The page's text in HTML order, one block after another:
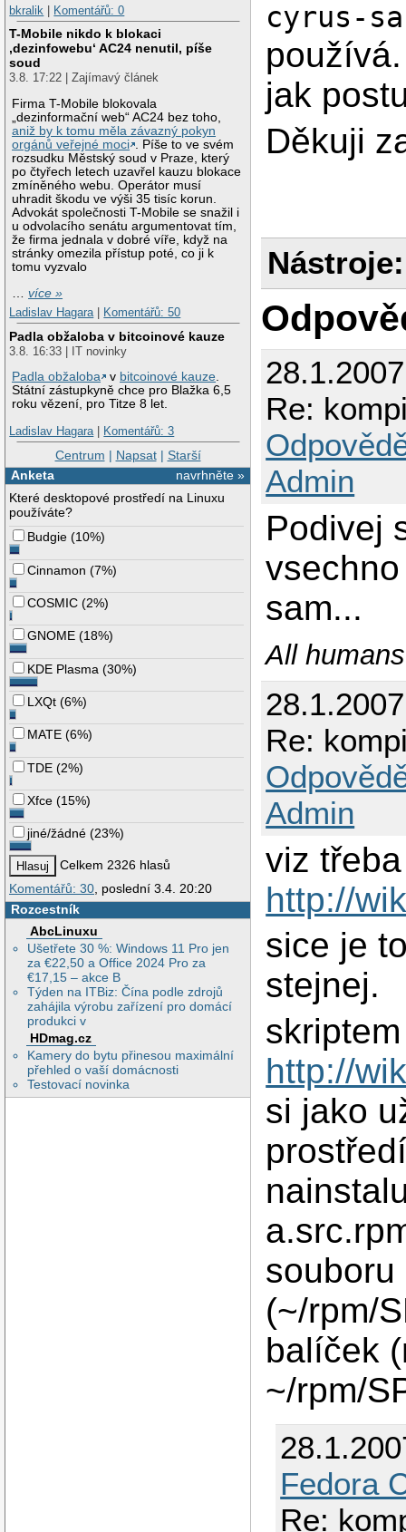
bkralik | Komentářů: 0
T-Mobile nikdo k blokaci
‚dezinfowebu‘ AC24 nenutil, píše
soud
3.8. 17:22 | Zajímavý článek
Firma T-Mobile blokovala
„dezinformační web“ AC24 bez toho,
aniž by k tomu měla závazný pokyn
orgánů veřejné moci
. Píše to ve svém
rozsudku Městský soud v Praze, který
po čtyřech letech uzavřel kauzu blokace
zmíněného webu. Operátor musí
uhradit škodu ve výši 35 tisíc korun.
Advokát společnosti T-Mobile se snažil i
u odvolacího senátu argumentovat tím,
že firma jednala v dobré víře, když na
stránky omezila přístup poté, co ji k
tomu vyzvalo
…více »
Ladislav Hagara| Komentářů: 50
Padla obžaloba v bitcoinové kauze
3.8. 16:33 | IT novinky
Padla obžaloba
v bitcoinové kauze.
Státní zástupkyně chce pro Blažka 6,5
roku vězení, pro Titze 8 let.
Ladislav Hagara| Komentářů: 3
Centrum | Napsat| Starší
navrhněte »
Anketa
Které desktopové prostředí na Linuxu
používáte?
Budgie (10%)
Cinnamon (7%)
COSMIC (2%)
GNOME (18%)
KDE Plasma (30%)
LXQt (6%)
MATE (6%)
TDE (2%)
Xfce (15%)
jiné/žádné (23%)
Celkem 2326 hlasů
Komentářů: 30 , poslední 3.4. 20:20
Rozcestník
AbcLinuxu
Ušetřete 30 %: Windows 11 Pro jen
za €22,50 a Office 2024 Pro za
€17,15 – akce B
Týden na ITBiz: Čína podle zdrojů
zahájila výrobu zařízení pro domácí
produkci v
HDmag.cz
Kamery do bytu přinesou maximální
přehled o vaší domácnosti
Testovací novinka
cyrus-
jak
Děkuji
Nástroje:
Re:
Admin
Podivej
sam...
All
Re:
Admin
viz
http://
sice je
stejnej.
skriptem
http://
si jako
souboru
(~/rpm/
balíček
~/rpm/
Fedora
Re: